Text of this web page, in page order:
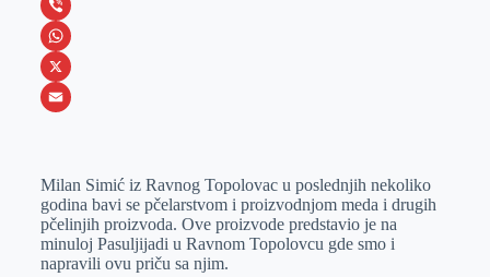
c
e
b
o
e
s
s
e
e
r
L
i
n
k
I
n
V
i
b
W
h
s
A
p
X
a
i
l
Milan Simić iz Ravnog Topolovac u poslednjih nekoliko
godina bavi se pčelarstvom i proizvodnjom meda i drugih
pčelinjih proizvoda. Ove proizvode predstavio je na
minuloj Pasuljijadi u Ravnom Topolovcu gde smo i
napravili ovu priču sa njim.